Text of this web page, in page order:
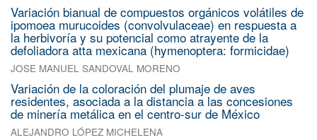
Variación bianual de compuestos orgánicos volátiles de
ipomoea murucoides (convolvulaceae) en respuesta a
la herbivoría y su potencial como atrayente de la
defoliadora atta mexicana (hymenoptera: formicidae)
JOSE MANUEL SANDOVAL MORENO
Variación de la coloración del plumaje de aves
residentes, asociada a la distancia a las concesiones
de minería metálica en el centro-sur de México
ALEJANDRO LÓPEZ MICHELENA